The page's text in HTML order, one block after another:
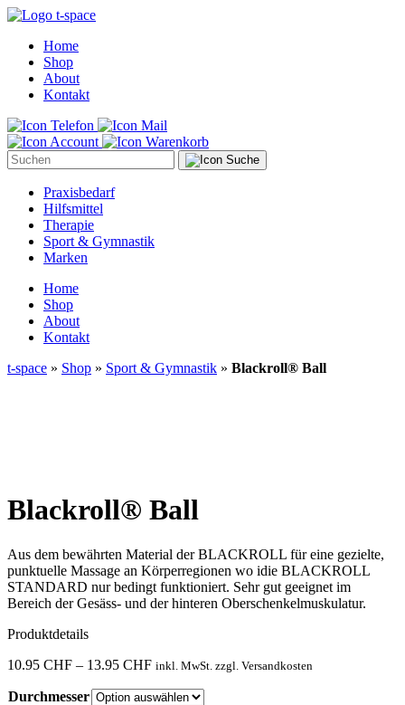
Home
Shop
About
Kontakt
Suche
Praxisbedarf
Hilfsmittel
Therapie
Sport & Gymnastik
Marken
Home
Shop
About
Kontakt
t-space » Shop » Sport & Gymnastik » Blackroll® Ball
Blackroll® Ball
Aus dem bewährten Material der BLACKROLL für eine gezielte,
punktuelle Massage an Körperregionen wo idie BLACKROLL
STANDARD nur bedingt funktioniert. Sehr gut geeignet im
Bereich der Gesäss- und der hinteren Oberschenkelmuskulatur.
Produktdetails
10.95 CHF – 13.95 CHFPreisspanne:
bis
inkl. MwSt. zzgl. Versandkosten
Durchmesser